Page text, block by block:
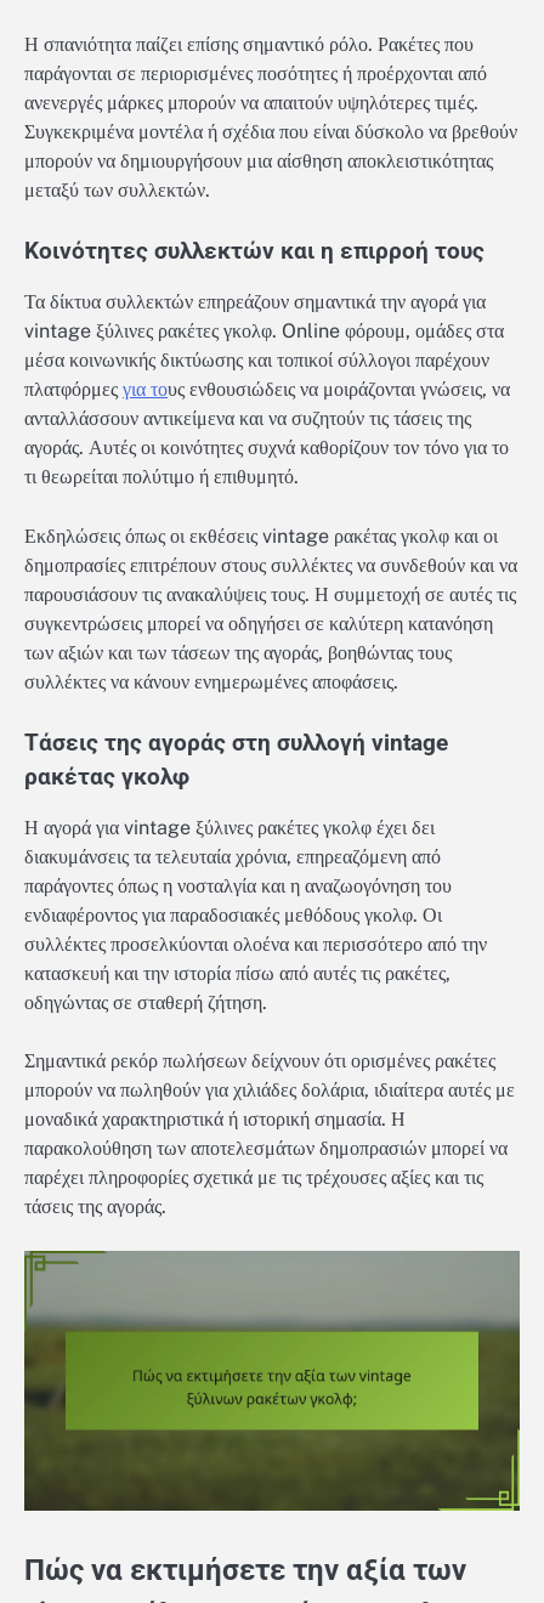
Η σπανιότητα παίζει επίσης σημαντικό ρόλο. Ρακέτες που
παράγονται σε περιορισμένες ποσότητες ή προέρχονται από
ανενεργές μάρκες μπορούν να απαιτούν υψηλότερες τιμές.
Συγκεκριμένα μοντέλα ή σχέδια που είναι δύσκολο να βρεθούν
μπορούν να δημιουργήσουν μια αίσθηση αποκλειστικότητας
μεταξύ των συλλεκτών.
Κοινότητες συλλεκτών και η επιρροή τους
Τα δίκτυα συλλεκτών επηρεάζουν σημαντικά την αγορά για
vintage ξύλινες ρακέτες γκολφ. Online φόρουμ, ομάδες στα
μέσα κοινωνικής δικτύωσης και τοπικοί σύλλογοι παρέχουν
πλατφόρμες για τους ενθουσιώδεις να μοιράζονται γνώσεις, να
ανταλλάσσουν αντικείμενα και να συζητούν τις τάσεις της
αγοράς. Αυτές οι κοινότητες συχνά καθορίζουν τον τόνο για το
τι θεωρείται πολύτιμο ή επιθυμητό.
Εκδηλώσεις όπως οι εκθέσεις vintage ρακέτας γκολφ και οι
δημοπρασίες επιτρέπουν στους συλλέκτες να συνδεθούν και να
παρουσιάσουν τις ανακαλύψεις τους. Η συμμετοχή σε αυτές τις
συγκεντρώσεις μπορεί να οδηγήσει σε καλύτερη κατανόηση
των αξιών και των τάσεων της αγοράς, βοηθώντας τους
συλλέκτες να κάνουν ενημερωμένες αποφάσεις.
Τάσεις της αγοράς στη συλλογή vintage
ρακέτας γκολφ
Η αγορά για vintage ξύλινες ρακέτες γκολφ έχει δει
διακυμάνσεις τα τελευταία χρόνια, επηρεαζόμενη από
παράγοντες όπως η νοσταλγία και η αναζωογόνηση του
ενδιαφέροντος για παραδοσιακές μεθόδους γκολφ. Οι
συλλέκτες προσελκύονται ολοένα και περισσότερο από την
κατασκευή και την ιστορία πίσω από αυτές τις ρακέτες,
οδηγώντας σε σταθερή ζήτηση.
Σημαντικά ρεκόρ πωλήσεων δείχνουν ότι ορισμένες ρακέτες
μπορούν να πωληθούν για χιλιάδες δολάρια, ιδιαίτερα αυτές με
μοναδικά χαρακτηριστικά ή ιστορική σημασία. Η
παρακολούθηση των αποτελεσμάτων δημοπρασιών μπορεί να
παρέχει πληροφορίες σχετικά με τις τρέχουσες αξίες και τις
τάσεις της αγοράς.
Πώς να εκτιμήσετε την αξία των